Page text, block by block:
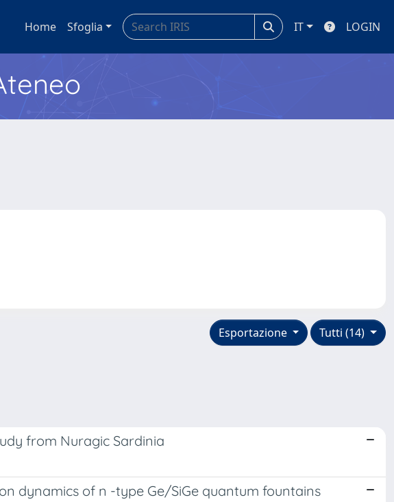
Home Sfoglia IT LOGIN
Tutti (14)
Esportazione
from Nuragic Sardinia
dynamics of n -type Ge/SiGe quantum fountains